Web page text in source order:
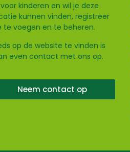
kinderen en wil je deze
kunnen vinden, registreer
voegen en te beheren.
op de website te vinden is
even contact met ons op.
Neem contact op